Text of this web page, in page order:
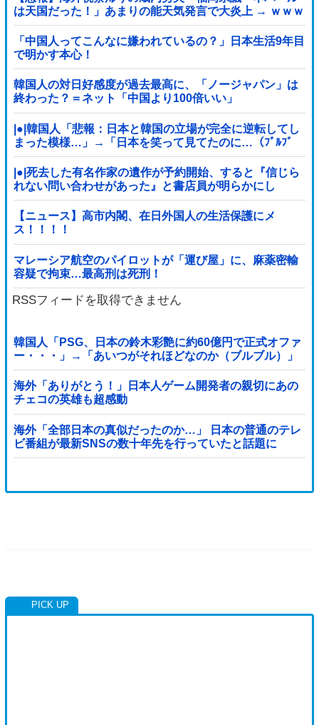
は天国だった！」あまりの能天気発言で大炎上 → ｗｗｗ
ｗｗｗｗｗｗｗｗｗｗｗ
「中国人ってこんなに嫌われているの？」日本生活9年目
で明かす本心！
韓国人の対日好感度が過去最高に、「ノージャパン」は
終わった？＝ネット「中国より100倍いい」
|●|韓国人「悲報：日本と韓国の立場が完全に逆転してし
まった模様…」→「日本を笑って見てたのに…（ﾌﾞﾙﾌﾞ
ﾙ」＝韓国の反応
|●|死去した有名作家の遺作が予約開始、すると『信じら
れない問い合わせがあった』と書店員が明らかにし
て……
【ニュース】高市内閣、在日外国人の生活保護にメ
ス！！！！
マレーシア航空のパイロットが「運び屋」に、麻薬密輸
容疑で拘束…最高刑は死刑！
RSSフィードを取得できません
韓国人「PSG、日本の鈴木彩艶に約60億円で正式オファ
ー・・・」→「あいつがそれほどなのか（ブルブル）」
「レギュラーとして出れるとは思わないけど、それでも
やっぱり羨ましいね」
海外「ありがとう！」日本人ゲーム開発者の親切にあの
チェコの英雄も超感動
海外「全部日本の真似だったのか…」 日本の普通のテレ
ビ番組が最新SNSの数十年先を行っていたと話題に